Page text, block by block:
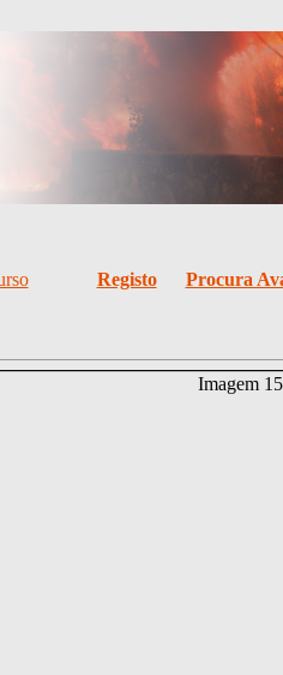
Registo Procura